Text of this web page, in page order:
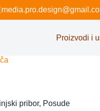
Proizvodi i
pribor, Posude